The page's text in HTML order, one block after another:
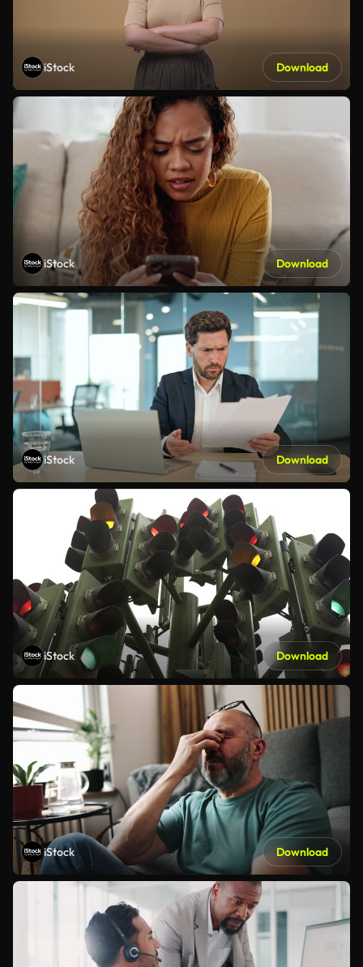
iStock Download
iStock Download
iStock Download
iStock Download
iStock Download